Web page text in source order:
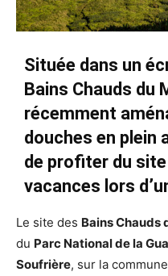
Située dans un
Bains Chauds du
récemment
douches en plein
de profiter du
vacances lors
Le site des Bains Chauds
du Parc National de la
Soufrière, sur la